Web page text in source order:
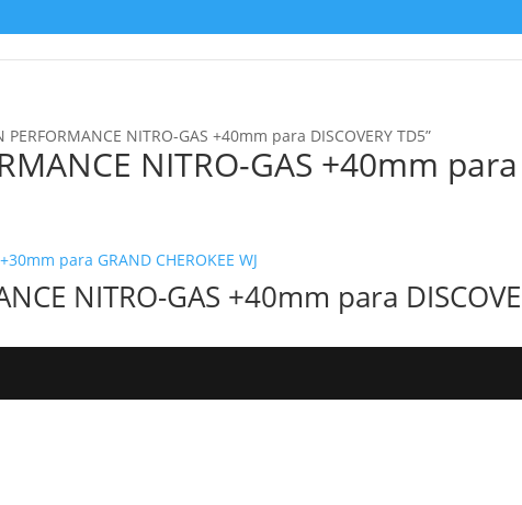
NITRO-GAS +40mm para DISCOVERY TD5”
NITRO-GAS +40mm para
NITRO-GAS +40mm para